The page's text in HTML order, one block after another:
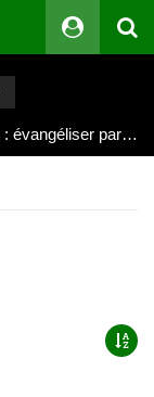
Joy Clerf Derisier, sur les traces de son père : évangéliser par la musique